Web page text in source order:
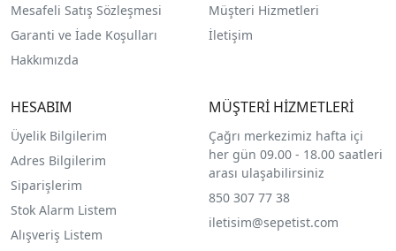
Mesafeli Satış Sözleşmesi
Garanti ve İade Koşulları
Hakkımızda
Müşteri Hizmetleri
İletişim
HESABIM
Üyelik Bilgilerim
Adres Bilgilerim
Siparişlerim
Stok Alarm Listem
Alışveriş Listem
MÜŞTERİ HİZMETLERİ
Çağrı merkezimiz hafta içi
her gün 09.00 - 18.00 saatleri
arası ulaşabilirsiniz
850 307 77 38
iletisim@sepetist.com